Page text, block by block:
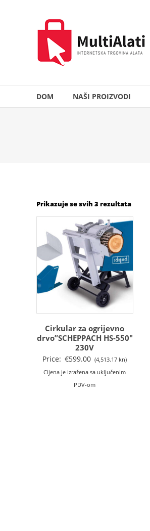
MultiAlati
Internetska
trgovina
alata
DOM NAŠI PROIZVODI
Prikazuje se svih 3 rezultata
Cirkular za ogrijevno
drvo”SCHEPPACH HS-550″
230V
Price: €599.00 (4,513.17 kn)
Cijena je izražena sa uključenim
PDV-om